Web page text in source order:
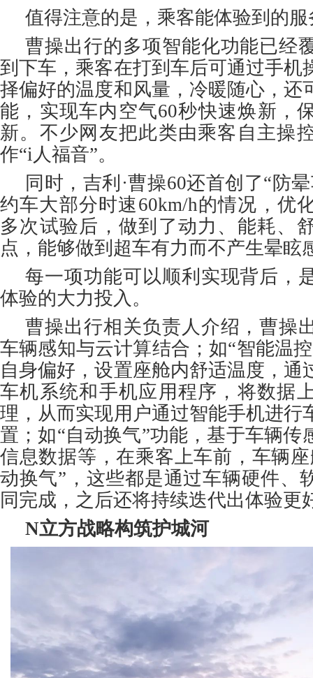
值得注意的是，乘客能体验到的
曹操出行的多项智能化功能已经
到下车，乘客在打到车后可通过手机
择偏好的温度和风量，冷暖随心，还
能，实现车内空气60秒快速焕新，
新。不少网友把此类由乘客自主操
作“i人福音”。
同时，吉利·曹操60还首创了“防
约车大部分时速60km/h的情况，优
多次试验后，做到了动力、能耗、
点，能够做到超车有力而不产生晕眩
每一项功能可以顺利实现背后，
体验的大力投入。
曹操出行相关负责人介绍，曹操
车辆感知与云计算结合；如“智能温
自身偏好，设置座舱内舒适温度，通
车机系统和手机应用程序，将数据
理，从而实现用户通过智能手机进行
置；如“自动换气”功能，基于车辆传
信息数据等，在乘客上车前，车辆
动换气”，这些都是通过车辆硬件、
同完成，之后还将持续迭代出体验更
N立方战略构筑护城河